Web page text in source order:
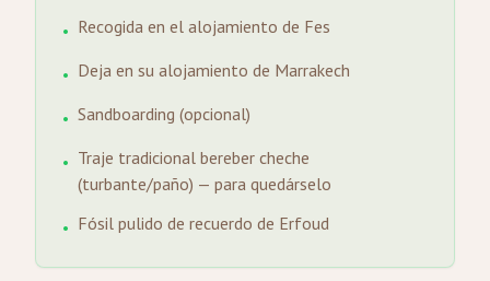
• Recogida en el alojamiento de Fes
• Deja en su alojamiento de Marrakech
• Sandboarding (opcional)
• Traje tradicional bereber cheche
(turbante/paño) — para quedárselo
• Fósil pulido de recuerdo de Erfoud